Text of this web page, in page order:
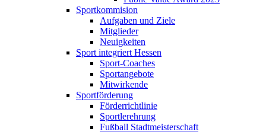
Sportkommision
Aufgaben und Ziele
Mitglieder
Neuigkeiten
Sport integriert Hessen
Sport-Coaches
Sportangebote
Mitwirkende
Sportförderung
Förderrichtlinie
Sportlerehrung
Fußball Stadtmeisterschaft